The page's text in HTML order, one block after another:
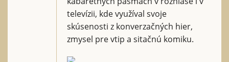
televízii, kde využíval svoje
skúsenosti z konverzačných hier,
zmysel pre vtip a sitačnú komiku.